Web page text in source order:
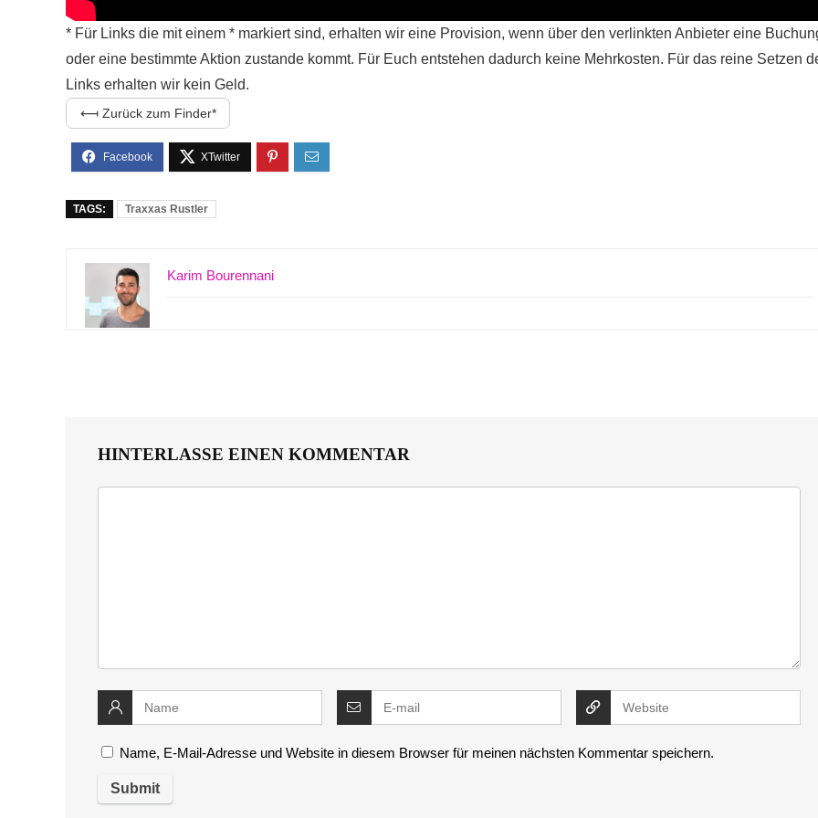
* Für Links die mit einem * markiert sind, erhalten wir eine Provision, wenn über den verlinkten Anbieter eine
oder eine bestimmte Aktion zustande kommt. Für Euch entstehen dadurch keine Mehrkosten. Für das reine Setzen
Links erhalten wir kein Geld.
⟻ Zurück zum Finder
TAGS: Traxxas Rustler
Karim Bourennani
HINTERLASSE EINEN KOMMENTAR
Name, E-Mail-Adresse und Website in diesem Browser für meinen nächsten Kommentar speichern.